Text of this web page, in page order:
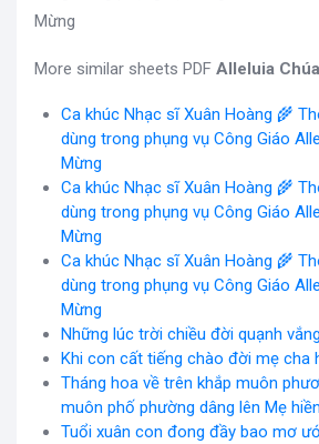
Mừng
More similar sheets PDF Alleluia
Ca khúc Nhạc sĩ Xuân Hoàng 🌾
dùng trong phụng vụ Công Giáo
Mừng
Ca khúc Nhạc sĩ Xuân Hoàng 🌾
dùng trong phụng vụ Công Giáo
Mừng
Ca khúc Nhạc sĩ Xuân Hoàng 🌾
dùng trong phụng vụ Công Giáo
Mừng
Những lúc trời chiều đời quạnh
Khi con cất tiếng chào đời mẹ cha
Tháng hoa về trên khắp muôn
muôn phố phường dâng lên Mẹ
Tuổi xuân con đong đầy bao mơ